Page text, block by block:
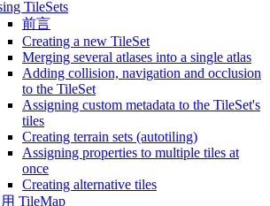
TileSets
前言
Creating a new TileSet
Merging several atlases into a single atlas
Adding collision, navigation and occlusion
to the TileSet
Assigning custom metadata to the TileSet's
tiles
Creating terrain sets (autotiling)
Assigning properties to multiple tiles at
once
Creating alternative tiles
TileMap